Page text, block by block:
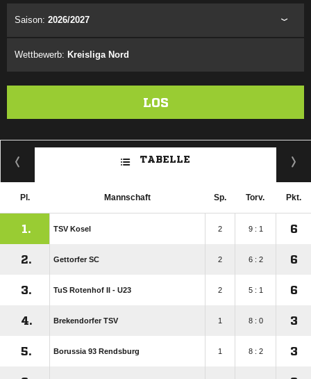
Saison: 2026/2027
Wettbewerb: Kreisliga Nord
LOS
TABELLE
Pl. Mannschaft Sp. Torv. Pkt.
1. TSV Kosel 2 9 : 1 6
2. Gettorfer SC 2 6 : 2 6
3. TuS Rotenhof II - U23 2 5 : 1 6
4. Brekendorfer TSV 1 8 : 0 3
5. Borussia 93 Rendsburg 1 8 : 2 3